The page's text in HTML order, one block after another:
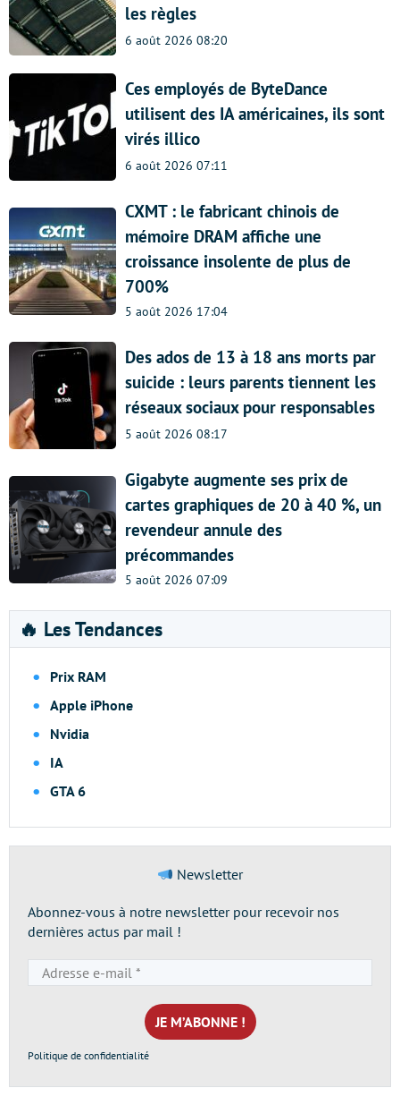
les règles
6 août 2026 08:20
Ces employés de ByteDance
utilisent des IA américaines, ils sont
virés illico
6 août 2026 07:11
CXMT : le fabricant chinois de
mémoire DRAM affiche une
croissance insolente de plus de
700%
5 août 2026 17:04
Des ados de 13 à 18 ans morts par
suicide : leurs parents tiennent les
réseaux sociaux pour responsables
5 août 2026 08:17
Gigabyte augmente ses prix de
cartes graphiques de 20 à 40 %, un
revendeur annule des
précommandes
5 août 2026 07:09
🔥 Les Tendances
Prix RAM
Apple iPhone
Nvidia
IA
GTA 6
Newsletter
Abonnez-vous à notre newsletter pour recevoir nos
dernières actus par mail !
e-
mail
*
Politique de confidentialité